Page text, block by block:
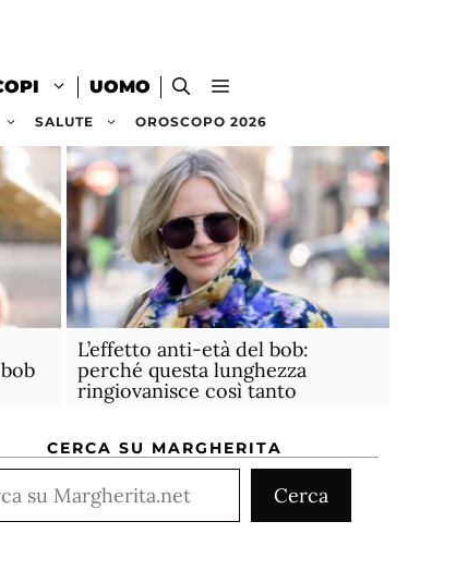
UOMO
SALUTE OROSCOPO 2026
L’effetto anti-età del bob:
perché questa lunghezza
ringiovanisce così tanto
CERCA SU MARGHERITA
Cerca